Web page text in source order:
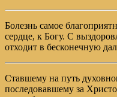
Болезнь самое
сердце, к Богу. С
отходит в бесконечную
Ставшему на путь
последовавшему за